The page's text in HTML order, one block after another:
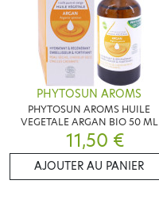
PHYTOSUN AROMS
PHYTOSUN AROMS HUILE
VEGETALE ARGAN BIO 50 ML
11,50 €
AJOUTER AU PANIER